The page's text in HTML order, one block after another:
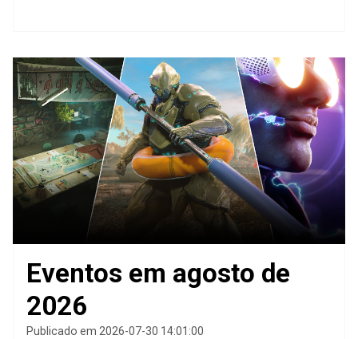
Eventos em agosto de
2026
Publicado em 2026-07-30 14:01:00